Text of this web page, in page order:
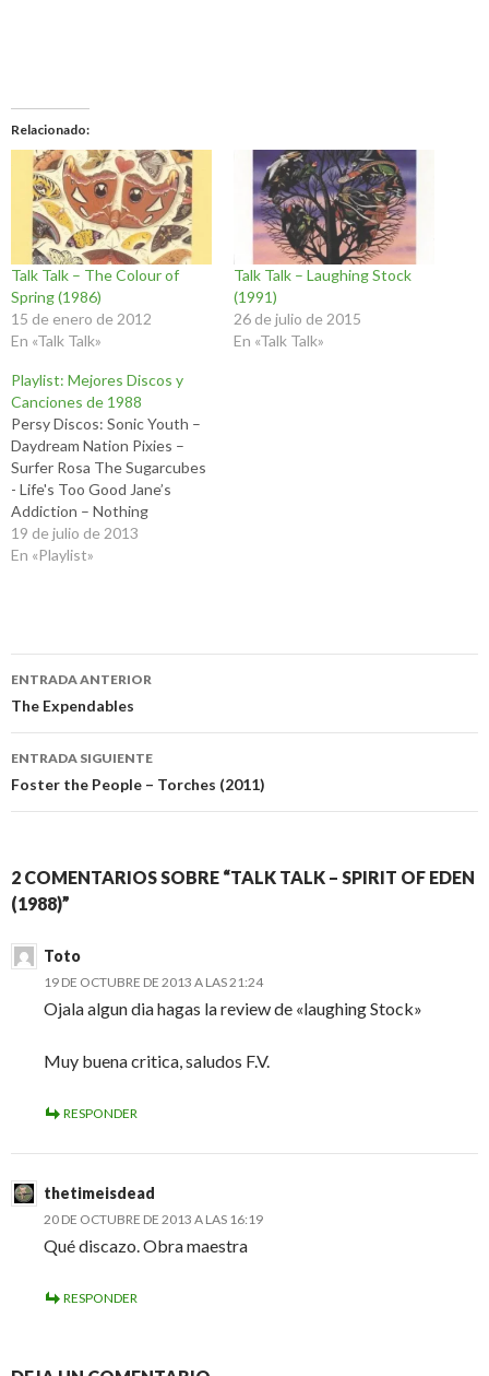
Relacionado
Talk Talk – The Colour of
Spring (1986)
15 de enero de 2012
En «Talk Talk»
Talk Talk – Laughing Stock
(1991)
26 de julio de 2015
En «Talk Talk»
Playlist: Mejores Discos y
Canciones de 1988
Persy Discos: Sonic Youth –
Daydream Nation Pixies –
Surfer Rosa The Sugarcubes
- Life's Too Good Jane’s
Addiction – Nothing
Shocking Happy Mondays –
Bummed Dinosaur Jr. – Bug
19 de julio de 2013
En «Playlist»
Navegación
de
entradas
ENTRADA ANTERIOR
The Expendables
ENTRADA SIGUIENTE
Foster the People – Torches (2011)
2 COMENTARIOS SOBRE “TALK TALK – SPIRIT OF EDEN
(1988)”
Toto
19 DE OCTUBRE DE 2013 A LAS 21:24
Ojala algun dia hagas la review de «laughing Stock»
Muy buena critica, saludos F.V.
RESPONDER
thetimeisdead
20 DE OCTUBRE DE 2013 A LAS 16:19
Qué discazo. Obra maestra
RESPONDER